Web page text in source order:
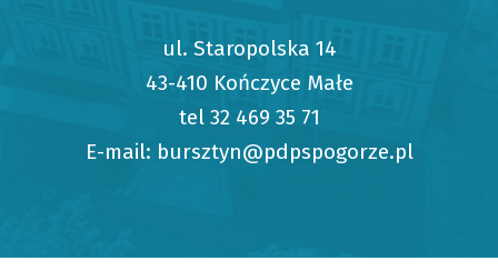
ul. Staropolska 14
43-410 Kończyce Małe
tel 32 469 35 71
E-mail: bursztyn@pdpspogorze.pl